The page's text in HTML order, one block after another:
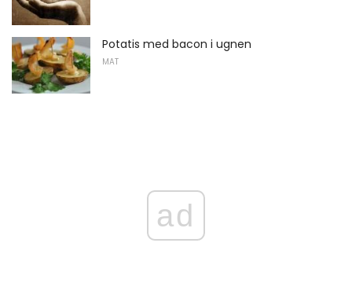
Potatis med bacon i ugnen
MAT
ad